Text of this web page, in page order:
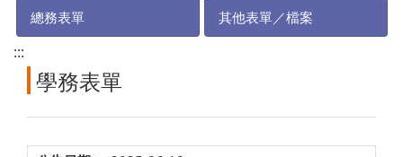
總務表單 其他表單／檔案
:::
學務表單